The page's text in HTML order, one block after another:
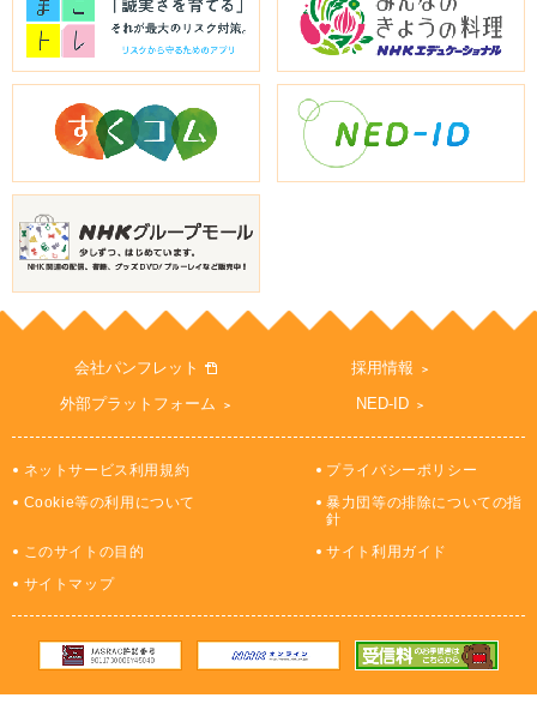
会社パンフレット
採用情報
外部プラットフォーム
NED-ID
ネットサービス利用規約
プライバシーポリシー
Cookie等の利用について
暴力団等の排除についての指
針
このサイトの目的
サイト利用ガイド
サイトマップ